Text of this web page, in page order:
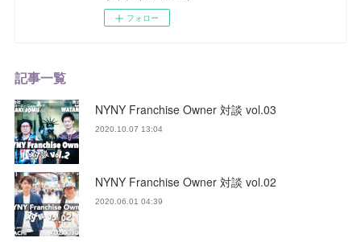
フォロー
記事一覧
NYNY Franchise Owner 対談 vol.03
2020.10.07 13:04
NYNY Franchise Owner 対談 vol.02
2020.06.01 04:39